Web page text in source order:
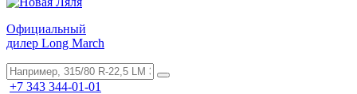
Официальный
дилер Long March
+7 343 344-01-01